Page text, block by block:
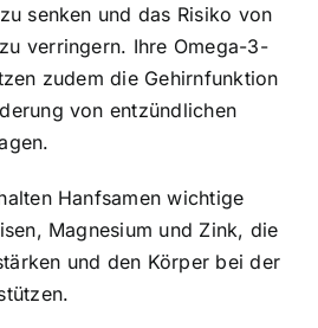
senken und das Risiko von
verringern. Ihre Omega-3-
zudem die Gehirnfunktion
von entzündlichen
Hanfsamen wichtige
Magnesium und Zink, die
und den Körper bei der